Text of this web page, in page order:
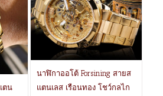
ตน
นาฬิกาออโต้ Forsining สายส
แตนเลส เรือนทอง โชว์กลไก